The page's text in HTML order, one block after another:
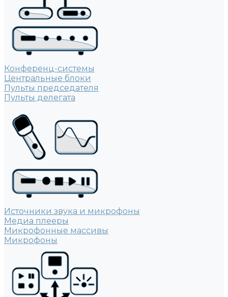
Конференц-системы
Центральные блоки
Пульты председателя
Пульты делегата
Источники звука и микрофоны
Медиа плееры
Микрофонные массивы
Микрофоны